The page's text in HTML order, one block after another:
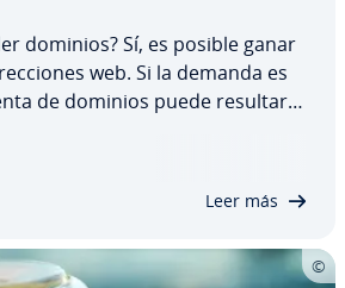
dominios? Sí, es posible ganar
web. Si la demanda es
de dominios puede resultar
y esperar lo mejor, sino que,
Leer más